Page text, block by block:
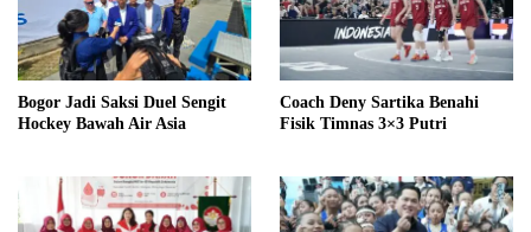
Bogor Jadi Saksi Duel Sengit
Hockey Bawah Air Asia
Coach Deny Sartika Benahi
Fisik Timnas 3×3 Putri